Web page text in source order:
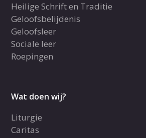
Heilige Schrift en Traditie
Geloofsbelijdenis
Geloofsleer
Sociale leer
Roepingen
Wat doen wij?
Liturgie
Caritas